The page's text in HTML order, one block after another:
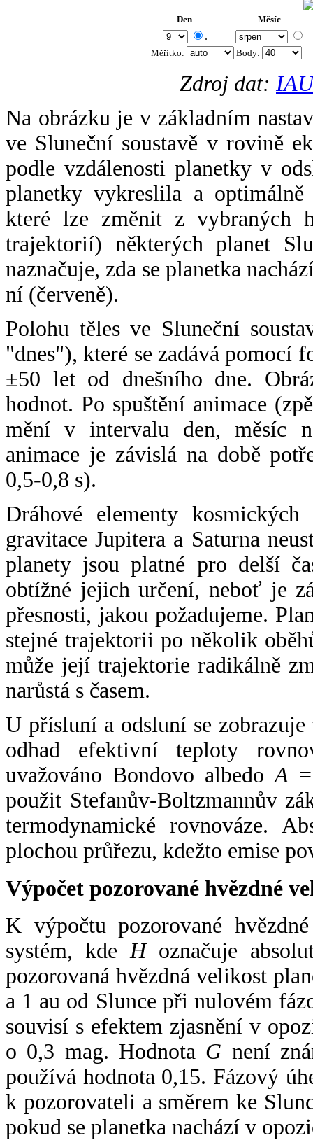
Den Měsíc
.
Měřítko: Body:
Zdroj dat:
Na obrázku je v základním
ve Sluneční soustavě v rovině
podle vzdálenosti planetky v
planetky vykreslila a
které lze změnit z vybraných
trajektorií) některých planet
naznačuje, zda se planetka
ní (červeně).
Polohu těles ve Sluneční
"dnes"), které se zadává pomocí
±50 let od dnešního dne.
hodnot. Po spuštění animace
mění v intervalu den, měsíc
animace je závislá na době
0,5-0,8 s).
Dráhové elementy
gravitace Jupitera a Saturna
planety jsou platné pro delší
obtížné jejich určení, neboť je
přesnosti, jakou požadujeme.
stejné trajektorii po několik
může její trajektorie radikálně
narůstá s časem.
U přísluní a odsluní se
odhad efektivní teploty
uvažováno Bondovo albedoA
použit Stefanův-Boltzmannův
termodynamické rovnováze.
plochou průřezu, kdežto emise
Výpočet pozorované hvězdné
K výpočtu pozorované
systém, kde Hoznačuje
pozorovaná hvězdná velikost
a 1 au od Slunce při nulovém
souvisí s efektem zjasnění v
o 0,3 mag. Hodnota G není
používá hodnota 0,15. Fázový
k pozorovateli a směrem ke
pokud se planetka nachází v